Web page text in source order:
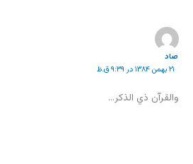
صاد
۲۱ بهمن ۱۳۸۴ در ۹:۳۹ ق.ظ
والقرآن ذي الذكر…